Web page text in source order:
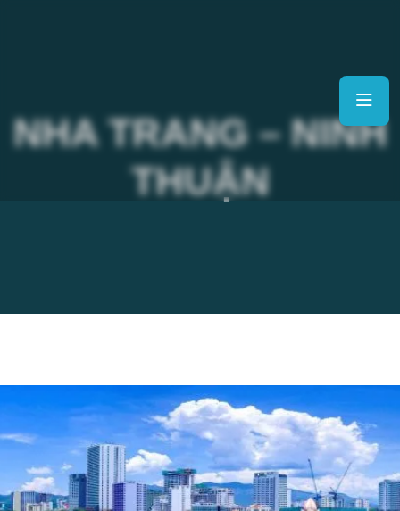
NHA TRANG – NINH
THUẬN